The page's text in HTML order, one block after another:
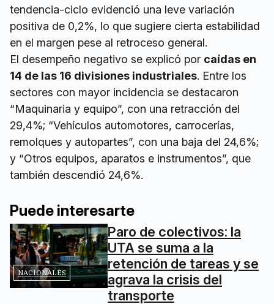
tendencia-ciclo evidenció una leve variación
positiva de 0,2%, lo que sugiere cierta estabilidad
en el margen pese al retroceso general.
El desempeño negativo se explicó por caídas en
14 de las 16 divisiones industriales. Entre los
sectores con mayor incidencia se destacaron
“Maquinaria y equipo”, con una retracción del
29,4%; “Vehículos automotores, carrocerías,
remolques y autopartes”, con una baja del 24,6%;
y “Otros equipos, aparatos e instrumentos”, que
también descendió 24,6%.
Puede interesarte
NACIONALES
Paro de colectivos: la
UTA se suma a la
retención de tareas y se
agrava la crisis del
transporte